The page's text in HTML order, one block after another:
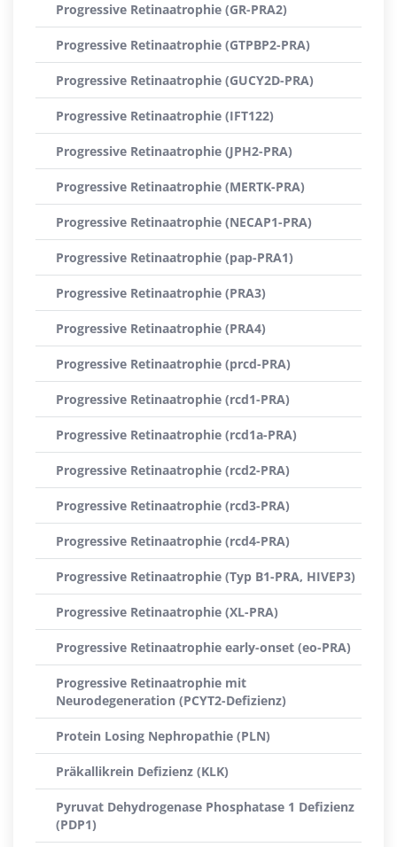
Progressive Retinaatrophie (GR-PRA2)
Progressive Retinaatrophie (GTPBP2-PRA)
Progressive Retinaatrophie (GUCY2D-PRA)
Progressive Retinaatrophie (IFT122)
Progressive Retinaatrophie (JPH2-PRA)
Progressive Retinaatrophie (MERTK-PRA)
Progressive Retinaatrophie (NECAP1-PRA)
Progressive Retinaatrophie (pap-PRA1)
Progressive Retinaatrophie (PRA3)
Progressive Retinaatrophie (PRA4)
Progressive Retinaatrophie (prcd-PRA)
Progressive Retinaatrophie (rcd1-PRA)
Progressive Retinaatrophie (rcd1a-PRA)
Progressive Retinaatrophie (rcd2-PRA)
Progressive Retinaatrophie (rcd3-PRA)
Progressive Retinaatrophie (rcd4-PRA)
Progressive Retinaatrophie (Typ B1-PRA, HIVEP3)
Progressive Retinaatrophie (XL-PRA)
Progressive Retinaatrophie early-onset (eo-PRA)
Progressive Retinaatrophie mit
Neurodegeneration (PCYT2-Defizienz)
Protein Losing Nephropathie (PLN)
Präkallikrein Defizienz (KLK)
Pyruvat Dehydrogenase Phosphatase 1 Defizienz
(PDP1)